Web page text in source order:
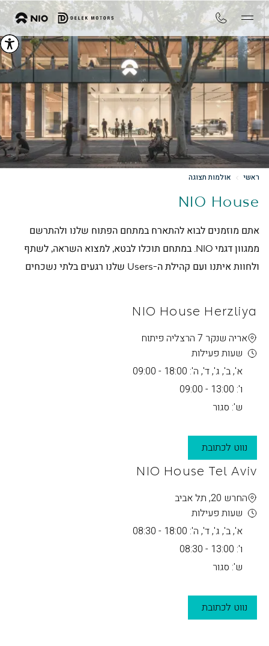
ראשי אולמות תצוגה
NIO House
אתם מוזמנים לבוא להתארח במתחם הפתוח שלנו ולהתרשם
ממגוון דגמי NIO. במתחם תוכלו לבטא, למצוא השראה, לשתף
ולחוות איתנו ועם קהילת ה-Users שלנו רגעים בלתי נשכחים
NIO House Herzliya
אריה שנקר 7 הרצליה פיתוח
שעות פעילות
א', ב', ג', ד', ה': 18:00 - 09:00
ו': 13:00 - 09:00
ש': סגור
נווט לכתובת
NIO House Tel Aviv
החרש 20, תל אביב
שעות פעילות
א', ב', ג', ד', ה': 18:00 - 08:30
ו': 13:00 - 08:30
ש': סגור
נווט לכתובת